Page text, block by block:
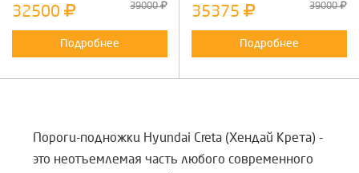
32500 39000
Подробнее
35375 39000
Подробнее
Пороги-подножки Hyundai Creta (Хендай Крета) -
это неотъемлемая часть любого современного